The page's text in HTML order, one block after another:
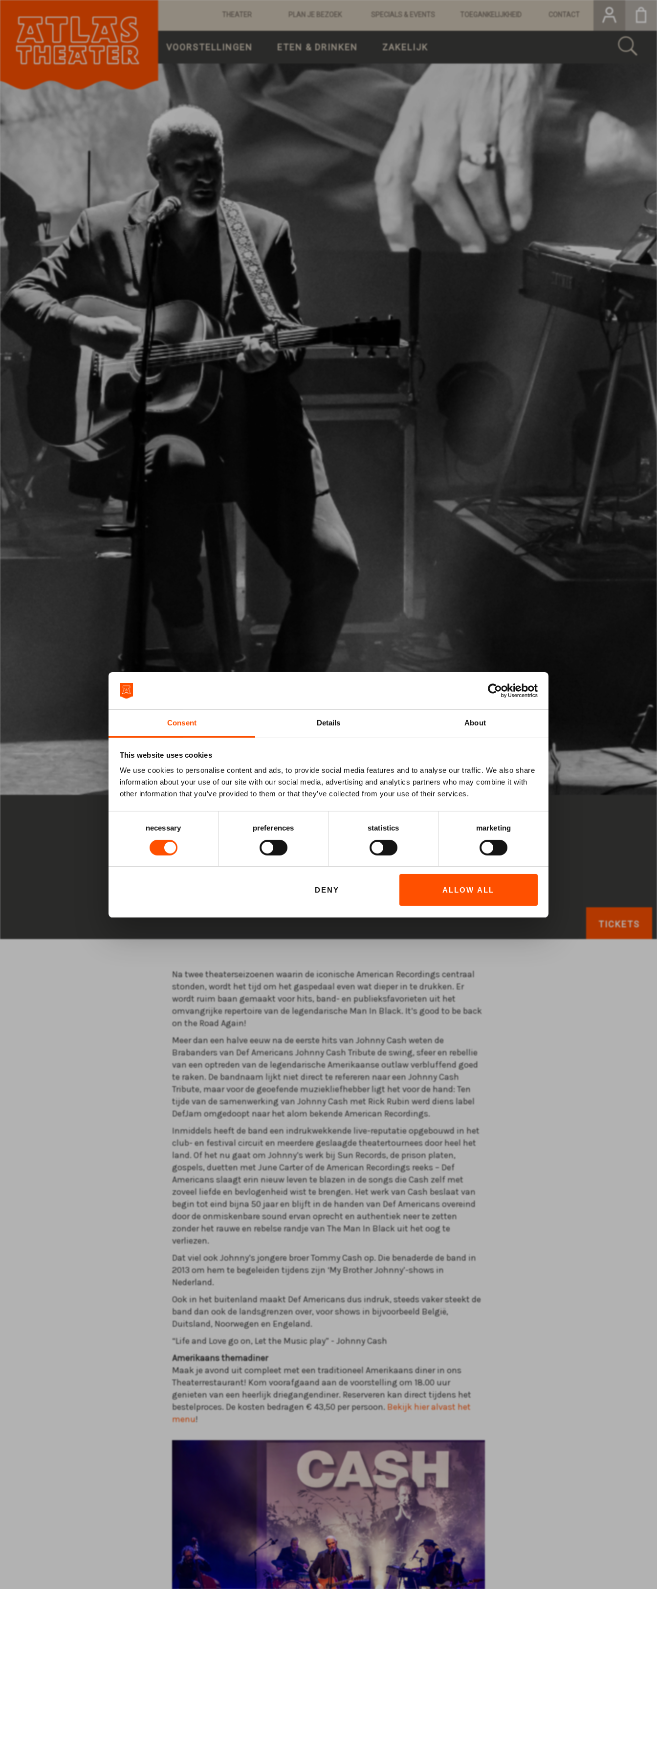
Consent Details About
This website uses cookies
We use cookies to personalise content and ads, to provide social media features and to analyse our traffic. We also share
information about your use of our site with our social media, advertising and analytics partners who may combine it with
other information that you’ve provided to them or that they’ve collected from your use of their services.
necessary preferences statistics marketing
DENY ALLOW ALL
CONTACT
TOEGANKELIJKHEID
SPECIALS & EVENTS
PLAN JE BEZOEK
THEATER
VOORSTELLINGEN ETEN & DRINKEN ZAKELIJK
Def Americans
Johnny Cash, On The Road
MUZIEK
20:30 uur DVHN Zaal
vanaf € 26,00
TICKETS
Na twee theaterseizoenen waarin de iconische American Recordings centraal
stonden, wordt het tijd om het gaspedaal even wat dieper in te drukken. Er
wordt ruim baan gemaakt voor hits, band- en publieksfavorieten uit het
omvangrijke repertoire van de legendarische Man In Black. It’s good to be back
on the Road Again!
Meer dan een halve eeuw na de eerste hits van Johnny Cash weten de
Brabanders van Def Americans Johnny Cash Tribute de swing, sfeer en rebellie
van een optreden van de legendarische Amerikaanse outlaw verbluffend goed
te raken. De bandnaam lijkt niet direct te refereren naar een Johnny Cash
Tribute, maar voor de geoefende muziekliefhebber ligt het voor de hand: Ten
tijde van de samenwerking van Johnny Cash met Rick Rubin werd diens label
DefJam omgedoopt naar het alom bekende American Recordings.
Inmiddels heeft de band een indrukwekkende live-reputatie opgebouwd in het
club- en festival circuit en meerdere geslaagde theatertournees door heel het
land. Of het nu gaat om Johnny’s werk bij Sun Records, de prison platen,
gospels, duetten met June Carter of de American Recordings reeks – Def
Americans slaagt erin nieuw leven te blazen in de songs die Cash zelf met
zoveel liefde en bevlogenheid wist te brengen. Het werk van Cash beslaat van
begin tot eind bijna 50 jaar en blijft in de handen van Def Americans overeind
door de onmiskenbare sound ervan oprecht en authentiek neer te zetten
zonder het rauwe en rebelse randje van The Man In Black uit het oog te
verliezen.
Dat viel ook Johnny’s jongere broer Tommy Cash op. Die benaderde de band in
2013 om hem te begeleiden tijdens zijn ‘My Brother Johnny’-shows in
Nederland.
Ook in het buitenland maakt Def Americans dus indruk, steeds vaker steekt de
band dan ook de landsgrenzen over, voor shows in bijvoorbeeld België,
Duitsland, Noorwegen en Engeland.
“Life and Love go on, Let the Music play” - Johnny Cash
Amerikaans themadiner
Maak je avond uit compleet met een traditioneel Amerikaans diner in ons
Theaterrestaurant! Kom voorafgaand aan de voorstelling om 18.00 uur
genieten van een heerlijk driegangendiner. Reserveren kan direct tijdens het
bestelproces. De kosten bedragen € 43,50 per persoon.Bekijk hier alvast het
menu!
Schrijf je in voor denieuwsbriefvan het ATLAS
Theater en ontvang alle info over voorstellingen,
AANMELDEN